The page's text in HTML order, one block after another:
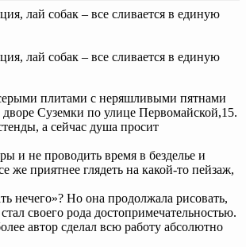
лай собак – все сливается в единую
лай собак – все сливается в единую
серыми плитами с неряшливыми пятнами
Суземки по улице Первомайской,15.
а сейчас душа просит
и не проводить время в безделье и
приятнее глядеть на какой-то пейзаж,
нечего»? Но она продолжала рисовать,
своего рода достопримечательностью.
автор сделал всю работу абсолютно